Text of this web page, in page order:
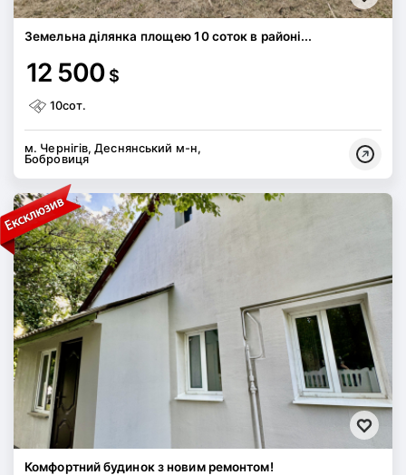
Земельна ділянка площею 10 соток в районі...
12 500 $
10сот.
м. Чернігів, Деснянський м-н,
Бобровиця
Комфортний будинок з новим ремонтом!